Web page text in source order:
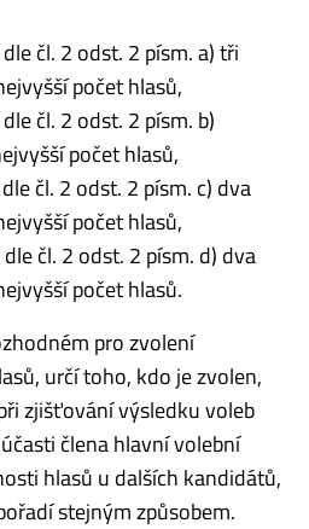
čl. 2 odst. 2 písm. a) tři
počet hlasů,
čl. 2 odst. 2 písm. b)
počet hlasů,
čl. 2 odst. 2 písm. c) dva
počet hlasů,
čl. 2 odst. 2 písm. d) dva
počet hlasů.
pro zvolení
určí toho, kdo je zvolen,
zjišťování výsledku voleb
člena hlavní volební
hlasů u dalších kandidátů,
stejným způsobem.